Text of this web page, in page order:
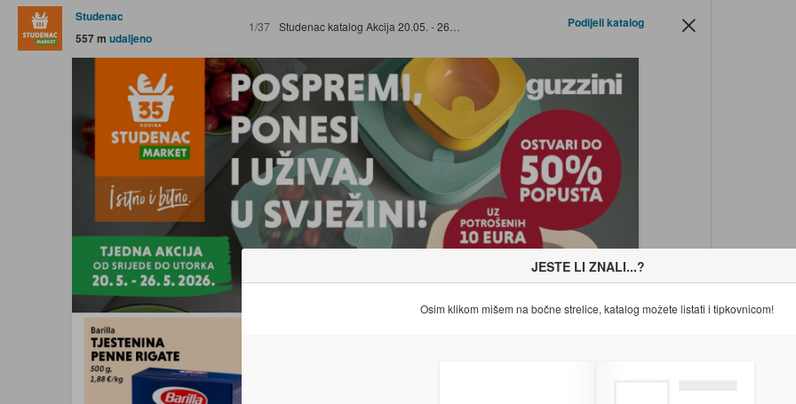
JESTE LI ZNALI...?
Osim klikom mišem na bočne strelice, katalog možete listati i tipkovnicom!
Studenac
557 m udaljeno
1/37 Studenac katalog Akcija 20.05. - 26.05.2026. Podijeli katalog